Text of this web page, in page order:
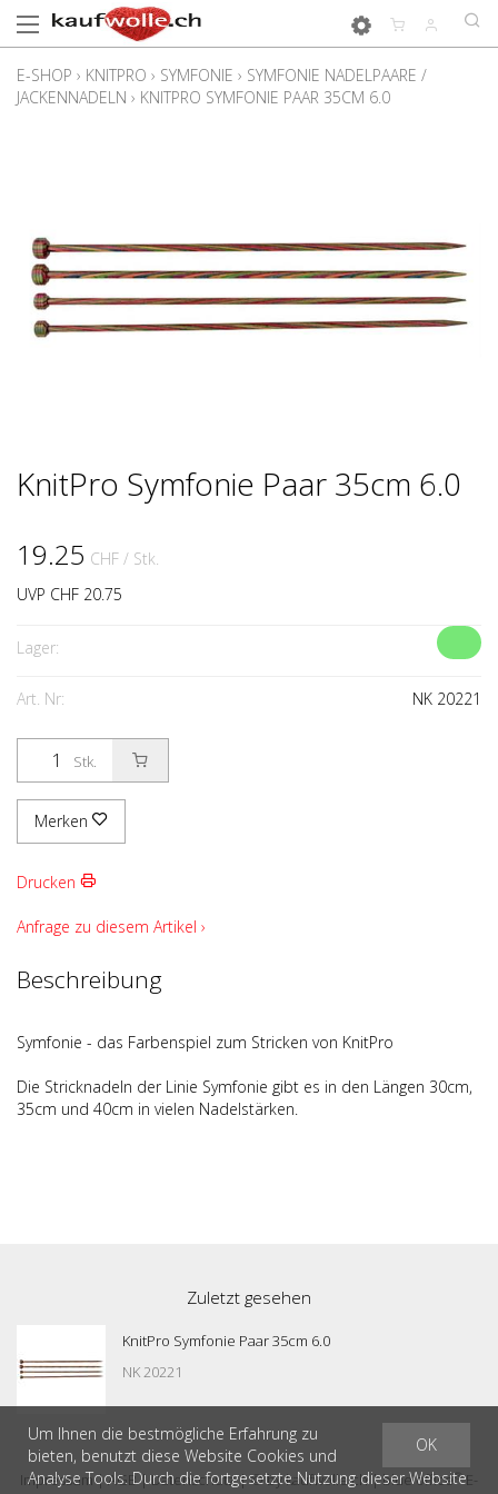
E-SHOP › KNITPRO › SYMFONIE › SYMFONIE NADELPAARE /
JACKENNADELN › KNITPRO SYMFONIE PAAR 35CM 6.0
KnitPro Symfonie Paar 35cm 6.0
19.25 CHF / Stk.
UVP CHF 20.75
Lager:
Art. Nr: NK 20221
Stk.
Merken
Drucken
Anfrage zu diesem Artikel ›
Beschreibung
Symfonie - das Farbenspiel zum Stricken von KnitPro
Die Stricknadeln der Linie Symfonie gibt es in den Längen 30cm,
35cm und 40cm in vielen Nadelstärken.
Zuletzt gesehen
KnitPro Symfonie Paar 35cm 6.0
NK 20221
Impressum|AGB|Datenschutz| © bykaufwolle.ch|blue office®E-
OK
Um Ihnen die bestmögliche Erfahrung zu
bieten, benutzt diese Website Cookies und
Analyse Tools. Durch die fortgesetzte Nutzung dieser Website